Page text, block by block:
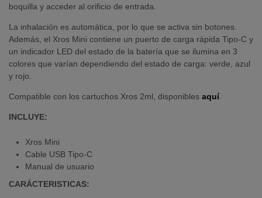
boquilla y acceder al orificio de entrada.
La inhalación es automática, por lo que se activa sin botones.
Además, el Xros Mini contiene un puerto de carga rápida Tipo-C y
un indicador LED del estado de la batería que se ilumina en 3
colores que varían dependiendo del estado de carga: verde, azul
y rojo.
Compatible con los cartuchos Xros 2ml, disponibles aquí
INCLUYE:
Xros Mini
Cable USB Tipo-C
Manual de usuario
CARÁCTERISTICAS: